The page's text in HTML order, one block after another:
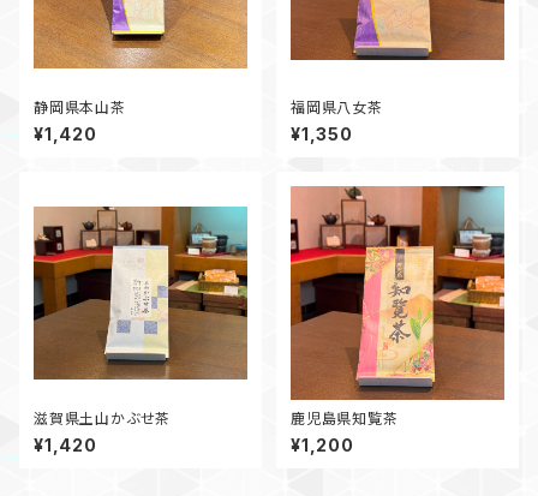
静岡県本山茶
¥1,420
福岡県八女茶
¥1,350
滋賀県土山かぶせ茶
¥1,420
鹿児島県知覧茶
¥1,200